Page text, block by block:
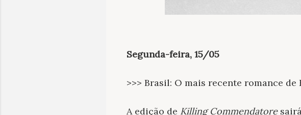
Segunda-feira, 15/05
>>> Brasil: O mais recente romance
A edição de Killing Commendatore